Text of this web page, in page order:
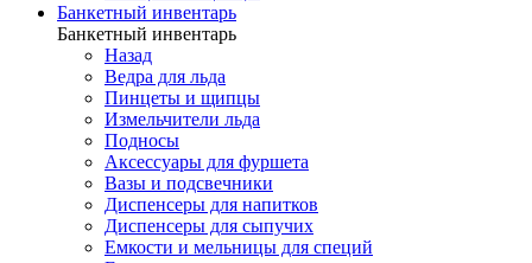
Банкетный инвентарь
Банкетный инвентарь
Назад
Ведра для льда
Пинцеты и щипцы
Измельчители льда
Подносы
Аксессуары для фуршета
Вазы и подсвечники
Диспенсеры для напитков
Диспенсеры для сыпучих
Емкости и мельницы для специй